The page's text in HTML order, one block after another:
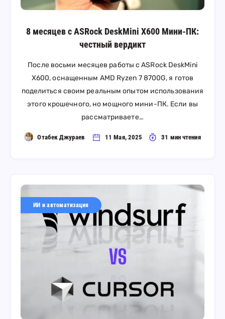
8 месяцев с ASRock DeskMini X600 Мини-ПК:
честный вердикт
После восьми месяцев работы с ASRock DeskMini
X600, оснащенным AMD Ryzen 7 8700G, я готов
поделиться своим реальным опытом использования
этого крошечного, но мощного мини-ПК. Если вы
рассматриваете…
Отабек Джураев 11 Мая, 2025 31 мин чтения
ИИ и автоматизация